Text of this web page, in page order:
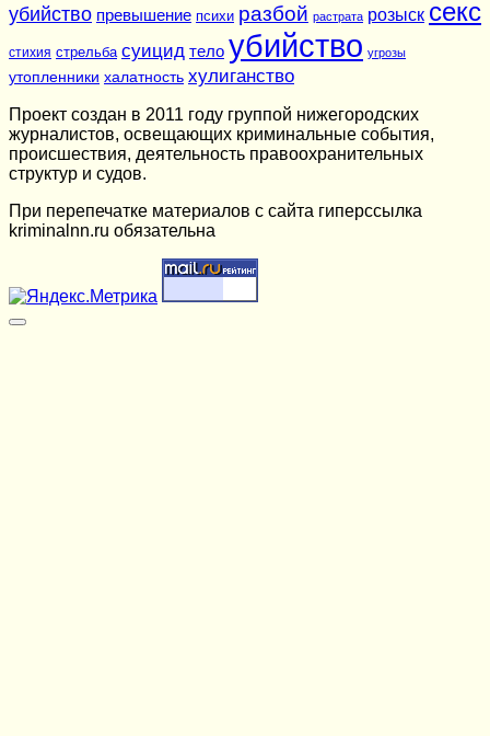
убийство превышение психи разбой растрата розыск секс
стихия стрельба суицид тело убийство угрозы
утопленники халатность хулиганство
Проект создан в 2011 году группой нижегородских
журналистов, освещающих криминальные события,
происшествия, деятельность правоохранительных
структур и судов.
При перепечатке материалов c сайта гиперссылка
kriminalnn.ru обязательна